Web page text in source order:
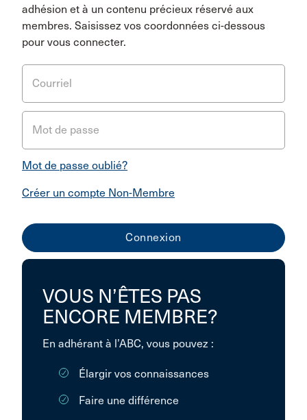
adhésion et à un contenu précieux réservé aux
membres. Saisissez vos coordonnées ci-dessous
pour vous connecter.
Courriel
Mot de passe
Mot de passe oublié?
Créer un compte Non-Membre
VOUS N’ÊTES PAS
ENCORE MEMBRE?
En adhérant à l’ABC, vous pouvez :
Élargir vos connaissances
Faire une différence